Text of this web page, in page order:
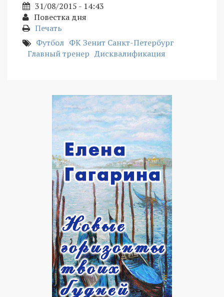
31/08/2015 - 14:43
Повестка дня
Печать
Футбол ФК Зенит Санкт-Петербург
Главный тренер Дисквалификация